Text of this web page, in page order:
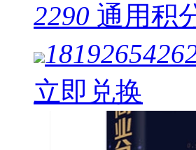
2290 通用积
立即兑换